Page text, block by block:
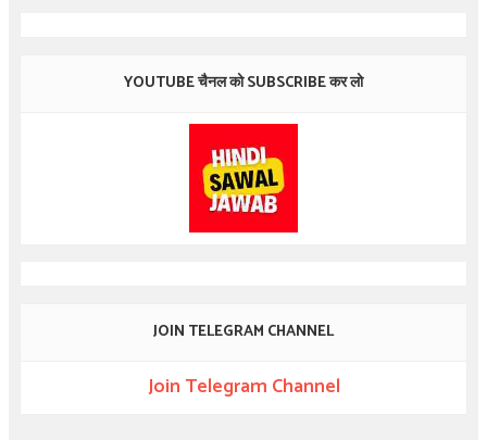
YOUTUBE चैनल को SUBSCRIBE कर लो
JOIN TELEGRAM CHANNEL
Join Telegram Channel